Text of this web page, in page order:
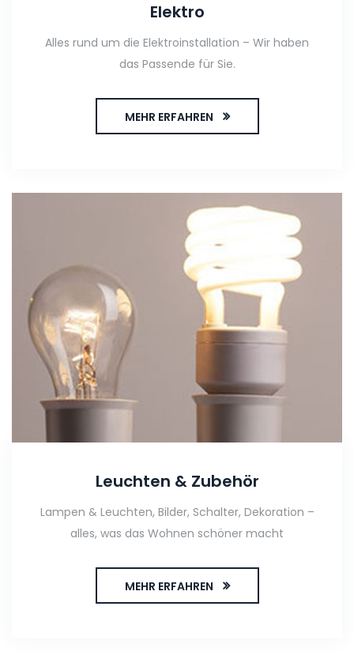
Elektro
Alles rund um die Elektroinstallation – Wir haben
das Passende für Sie.
MEHR ERFAHREN
Leuchten & Zubehör
Lampen & Leuchten, Bilder, Schalter, Dekoration –
alles, was das Wohnen schöner macht
MEHR ERFAHREN